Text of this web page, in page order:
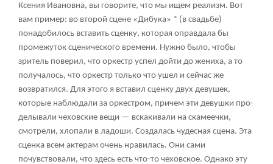
Ксения Ивановна, вы говорите, что мы ищем реализм. Вот
вам пример: во второй сцене «Дибука» * (в свадьбе)
понадобилось вставить сценку, которая оправдала бы
промежуток сценического времени. Нужно было, чтобы
зритель поверил, что оркестр успел дойти до жениха, а то
получалось, что оркестр только что ушел и сейчас же
возвратился. Для этого я вставил сценку двух девушек,
которые наблюдали за оркестром, причем эти девушки про-
делывали чеховские вещи — вскакивали на скамеечки,
смотрели, хлопали в ладоши. Создалась чудесная сцена. Эта
сценка всем актерам очень нравилась. Они сами
почувствовали, что здесь есть что-то чеховское. Однако эту